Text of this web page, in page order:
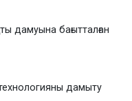
дамуына бағытталған
дамыту